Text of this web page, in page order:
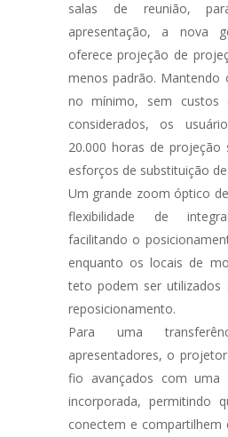
salas de reunião,
apresentação, a nova
oferece projeção de
menos padrão. Mantendo
no mínimo, sem custos
considerados, os
20.000 horas de
esforços de substituição
Um grande zoom óptico
flexibilidade de
facilitando o
enquanto os locais de
teto podem ser utilizados
reposicionamento.
Para uma
apresentadores, o
fio avançados com uma
incorporada, permitindo
conectem e compartilhem